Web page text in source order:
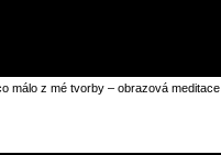
málo z mé tvorby – obrazová meditace